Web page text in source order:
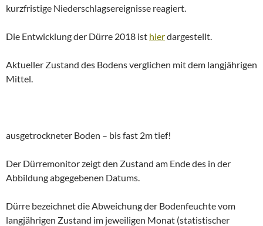
kurzfristige Niederschlagsereignisse reagiert.
Die Entwicklung der Dürre 2018 ist hierdargestellt.
Aktueller Zustand des Bodens verglichen mit dem langjährigen
Mittel.
ausgetrockneter Boden – bis fast 2m tief!
Der Dürremonitor zeigt den Zustand am Ende des in der
Abbildung abgegebenen Datums.
Dürre bezeichnet die Abweichung der Bodenfeuchte vom
langjährigen Zustand im jeweiligen Monat (statistischer